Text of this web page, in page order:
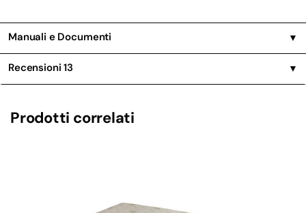
Manuali e Documenti ▼
Recensioni13 ▼
Prodotti correlati